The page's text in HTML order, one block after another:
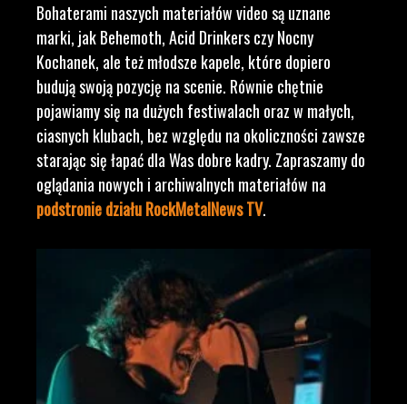
Bohaterami naszych materiałów video są uznane
marki, jak Behemoth, Acid Drinkers czy Nocny
Kochanek, ale też młodsze kapele, które dopiero
budują swoją pozycję na scenie. Równie chętnie
pojawiamy się na dużych festiwalach oraz w małych,
ciasnych klubach, bez względu na okoliczności zawsze
starając się łapać dla Was dobre kadry. Zapraszamy do
oglądania nowych i archiwalnych materiałów na
podstronie działu RockMetalNews TV.